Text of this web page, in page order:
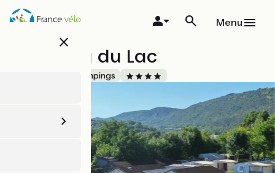
Aller
au
close
Menu
Camping du Lac
Campings